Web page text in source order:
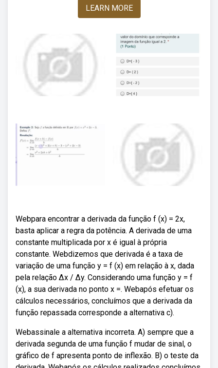
LEARN MORE
Webpara encontrar a derivada da função f (x) = 2x,
basta aplicar a regra da potência. A derivada de uma
constante multiplicada por x é igual à própria
constante. Webdizemos que derivada é a taxa de
variação de uma função y = f (x) em relação à x, dada
pela relação ∆x / ∆y. Considerando uma função y = f
(x), a sua derivada no ponto x =. Webapós efetuar os
cálculos necessários, concluímos que a derivada da
função repassada corresponde a alternativa c).
Webassinale a alternativa incorreta. A) sempre que a
derivada segunda de uma função f mudar de sinal, o
gráfico de f apresenta ponto de inflexão. B) o teste da